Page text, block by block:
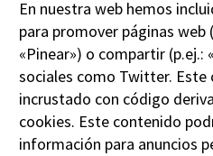
En nuestra web hemos
para promover páginas web
«Pinear») o compartir (p.ej.:
sociales como Twitter. Este
incrustado con código
cookies. Este contenido
información para anuncios